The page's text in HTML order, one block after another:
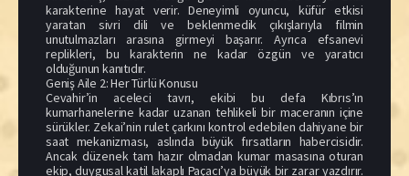
karakterine hayat verir. Deneyimli oyuncu, küfür etkisi
yaratan sivri dili ve beklenmedik çıkışlarıyla filmin
unutulmazları arasına girmeyi başarır. Ayrıca efsanevi
replikleri, bu karakterin ne kadar özgün ve yaratıcı
olduğunun kanıtıdır.
Geniş Aile 2: Her Türlü Konusu
Cevahir’in aceleci tavrı, ekibi bu defa Kıbrıs’ın
kumarhanelerine kadar uzanan tehlikeli bir maceranın içine
sürükler. Zekai’nin rulet çarkını kontrol edebilen dahiyane bir
saat mekanizması, aslında büyük fırsatların habercisidir.
Ancak düzenek tam hazır olmadan kumar masasına oturan
ekip, duygusal katil lakaplı Paçacı’ya büyük bir zarar yazdırır.